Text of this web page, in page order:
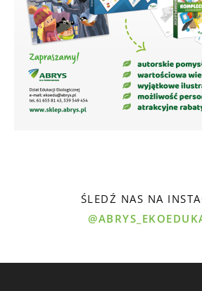
ŚLEDŹ NAS NA